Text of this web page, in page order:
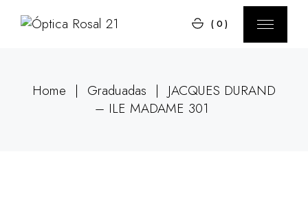
(0)
Home Graduadas
JACQUES DURAND
– ILE MADAME 301